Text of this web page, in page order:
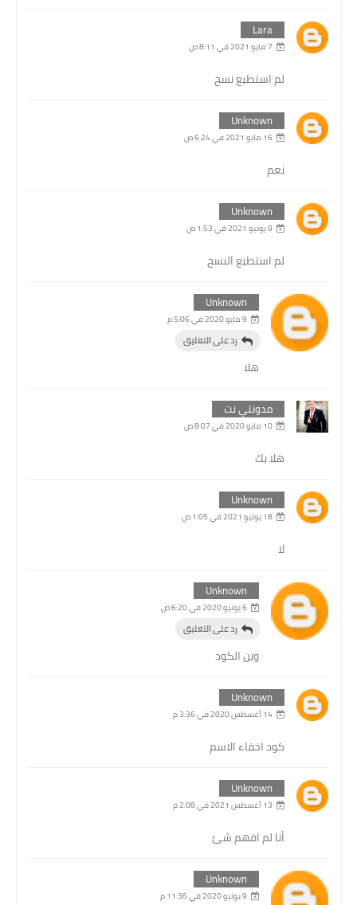
Lara
7 مايو 2021 في 8:11 ص
لم استطيع نسخ
Unknown
16 مايو 2021 في 6:24 ص
نعم
Unknown
9 يونيو 2021 في 1:53 ص
لم استطيع النسخ
Unknown
9 مايو 2020 في 5:06 م
هلا
رد على التعليق
مدونتي نت
10 مايو 2020 في 8:07 ص
هلا بك
Unknown
18 يوليو 2021 في 1:05 ص
لا
Unknown
6 يونيو 2020 في 6:20 ص
وين الكود
رد على التعليق
Unknown
14 أغسطس 2020 في 3:36 م
كود اخفاء الاسم
Unknown
13 أغسطس 2021 في 2:08 م
أنا لم افهم شئ
Unknown
9 يونيو 2020 في 11:36 م